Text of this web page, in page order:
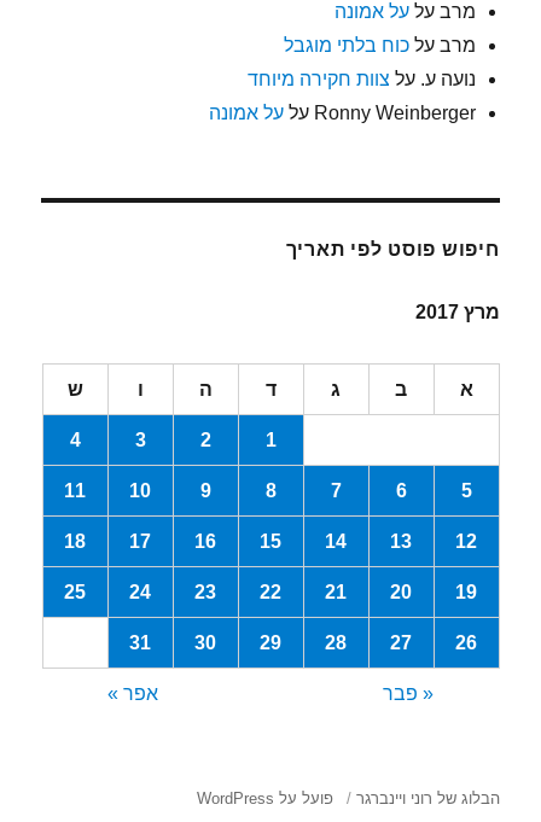
מרב עלעל אמונה
מרב עלכוח בלתי מוגבל
נועה ע. על צוות חקירה מיוחד
Ronny Weinberger עלעל אמונה
חיפוש פוסט לפי תאריך
מרץ 2017
א ב ג ד ה ו ש
1
2
3
4
5
6
7
8
9
10
11
12
13
14
15
16
17
18
19
20
21
22
23
24
25
26
27
28
29
30
31
« פבר אפר »
הבלוג של רוני ויינברגר פועל על WordPress